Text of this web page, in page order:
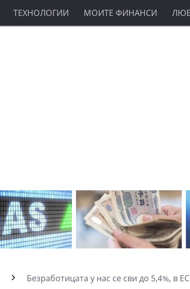
ТЕХНОЛОГИИ МОИТЕ ФИНАНСИ
Безработицата у нас се сви до 5,4%, в